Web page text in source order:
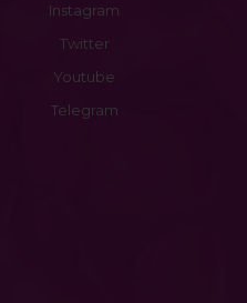
Instagram
Twitter
Youtube
Telegram